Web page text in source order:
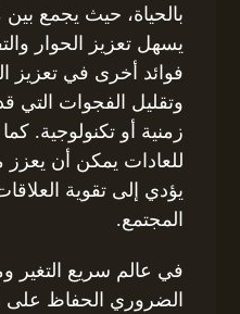
بالحياة، حيث يجمع
يسهل تعزيز الحوار
فوائد أخرى في تعزيز
وتقليل الفجوات التي
زمنية أو تكنولوجية.
للعادات يمكن أن يعزز
يؤدي إلى تقوية
المجتمع.
في عالم سريع التغير
الضروري الحفاظ على